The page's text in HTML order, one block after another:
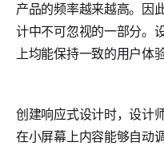
产品的频率越来越高。因
计中不可忽视的一部分。
上均能保持一致的用户体验
创建响应式设计时，设计
在小屏幕上内容能够自动